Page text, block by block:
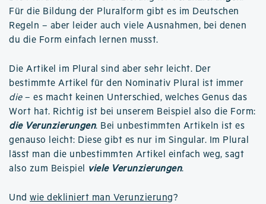
Für die Bildung der Pluralform gibt es im Deutschen
Regeln – aber leider auch viele Ausnahmen, bei denen
du die Form einfach lernen musst.
Die Artikel im Plural sind aber sehr leicht. Der
bestimmte Artikel für den Nominativ Plural ist immer
die– es macht keinen Unterschied, welches Genus das
Wort hat. Richtig ist bei unserem Beispiel also die Form:
die Verunzierungen. Bei unbestimmten Artikeln ist es
genauso leicht: Diese gibt es nur im Singular. Im Plural
lässt man die unbestimmten Artikel einfach weg, sagt
also zum Beispiel viele Verunzierungen.
Und wie dekliniert man Verunzierung?